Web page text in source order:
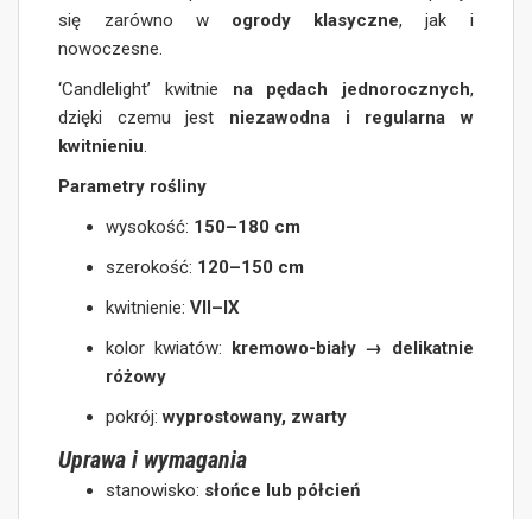
się zarówno w ogrody klasyczne, jak i
nowoczesne.
‘Candlelight’ kwitnie na pędach jednorocznych,
dzięki czemu jest niezawodna i regularna w
kwitnieniu.
Parametry rośliny
wysokość: 150–180 cm
szerokość: 120–150 cm
kwitnienie:VII–IX
kolor kwiatów: kremowo-biały → delikatnie
różowy
pokrój:wyprostowany, zwarty
Uprawa i wymagania
stanowisko: słońce lub półcień